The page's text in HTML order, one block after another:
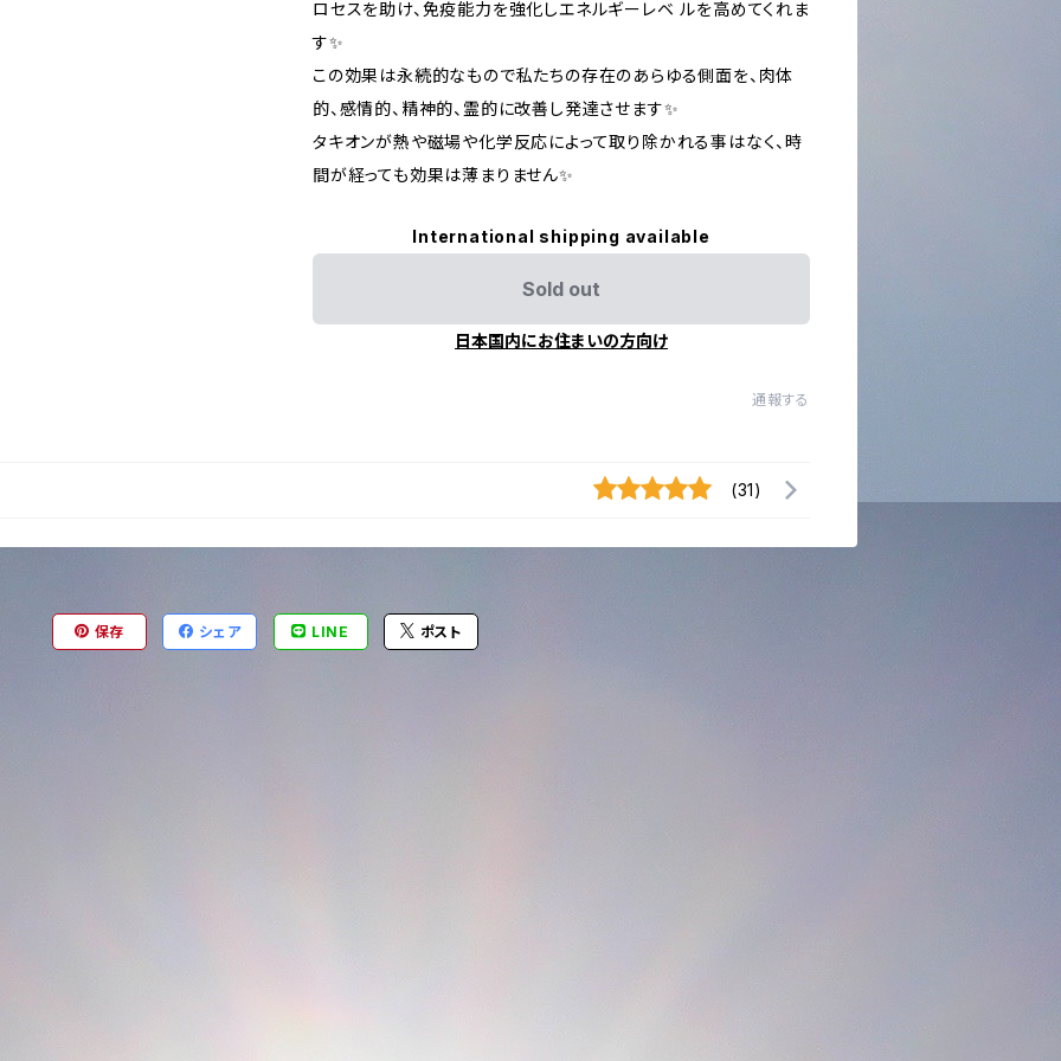
ロセスを助け、免疫能力を強化しエネルギーレベ ルを高めてくれま
す✨
この効果は永続的なもので私たちの存在のあらゆる側面を、肉体
的、感情的、精神的、霊的に改善し発達させます✨
タキオンが熱や磁場や化学反応によって取り除かれる事はなく、時
間が経っても効果は薄まりません✨
International shipping available
Sold out
日本国内にお住まいの方向け
通報する
(31)
保存 シェア LINE ポスト